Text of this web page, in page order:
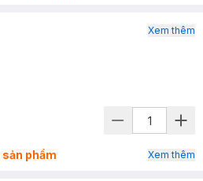
Xem thêm
sản phẩm Xem thêm